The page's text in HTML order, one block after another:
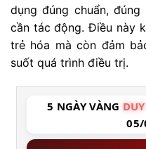
dụng đúng chuẩn,
cần tác động. Điều này
trẻ hóa mà còn đảm
suốt quá trình điều trị.
5 NGÀY VÀNG
05/